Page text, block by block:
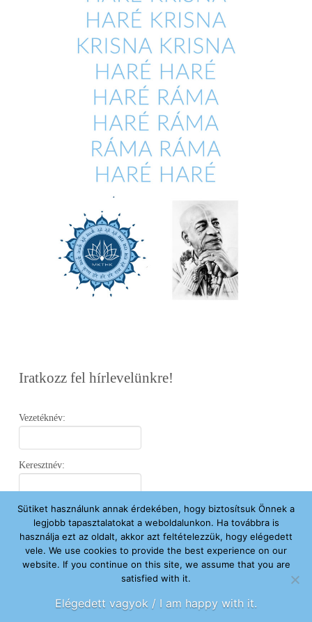
Iratkozz fel hírlevelünkre!
Vezetéknév:
Keresztnév:
Email:
Elfogadom az Adatvédelmi Nyilatkozatot.
Sütiket használunk annak érdekében, hogy biztosítsuk Önnek a
legjobb tapasztalatokat a weboldalunkon. Ha továbbra is
használja ezt az oldalt, akkor azt feltételezzük, hogy elégedett
vele. We use cookies to provide the best experience on our
website. If you continue on this site, we assume that you are
satisfied with it.
Elégedett vagyok / I am happy with it.